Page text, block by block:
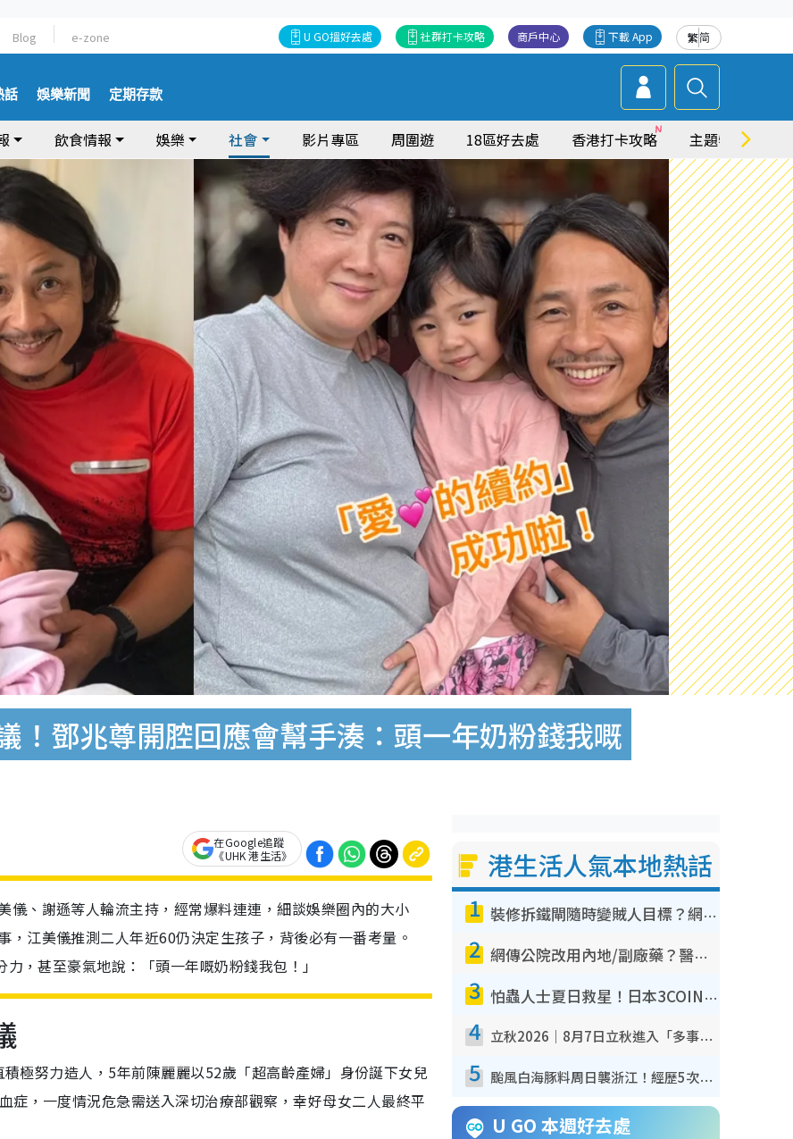
Blog e-zone 繁简
下載 App
商戶中心
社群打卡攻略
U GO搵好去處
話 娛樂新聞 定期存款
飲食情報 娛樂 社會 影片專區 周圍遊 18區好去處 香港打卡攻略 主題特集
！鄧兆尊開腔回應會幫手湊：頭一年奶粉錢我嘅
在Google追蹤
《UHK 港生活》
儀、謝遜等人輪流主持，經常爆料連連，細談娛樂圈內的大小
江美儀推測二人年近60仍決定生孩子，背後必有一番考量。
，甚至豪氣地說：「頭一年嘅奶粉錢我包！」
極努力造人，5年前陳麗麗以52歲「超高齡產婦」身份誕下女兒
症，一度情況危急需送入深切治療部觀察，幸好母女二人最終平
港生活人氣本地熱話
1 裝修拆鐵閘隨時變賊人目標？網民揭2大關鍵用途：裝新式等於白裝？附新舊鐵閘分別
2 網傳公院改用內地/副廠藥？醫生拆解正副廠分別 揭4類人換藥隨時出事
3 怕蟲人士夏日救星！日本3COINS爆紅驅蟲神器$45起 1招「全程免觸碰」輕鬆搞定小強
4 立秋2026｜8月7日立秋進入「多事之秋」 3件事唔做得！專家教6招開運 清枱頭／銀包納氣接好運
5 颱風白海豚料周日襲浙江！經歷5次「眼牆置換」極罕見 成登陸內地最長途颱風
U GO 本週好去處